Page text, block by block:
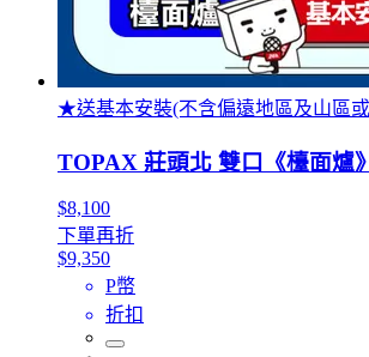
★送基本安裝(不含偏遠地區及山區或
TOPAX 莊頭北 雙口《檯面爐
$8,100
下單再折
$9,350
P幣
折扣